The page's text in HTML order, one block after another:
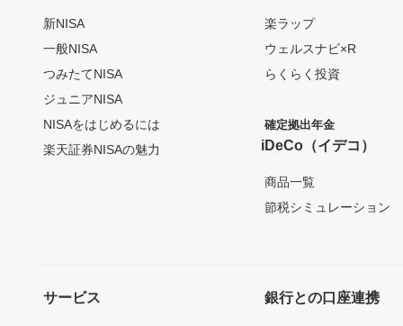
新NISA
一般NISA
つみたてNISA
ジュニアNISA
NISAをはじめるには
楽天証券NISAの魅力
楽ラップ
ウェルスナビ×R
らくらく投資
確定拠出年金
iDeCo（イデコ）
商品一覧
節税シミュレーション
サービス 銀行との口座連携